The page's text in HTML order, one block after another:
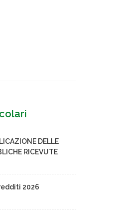
DELLE
RICEVUTE
2026